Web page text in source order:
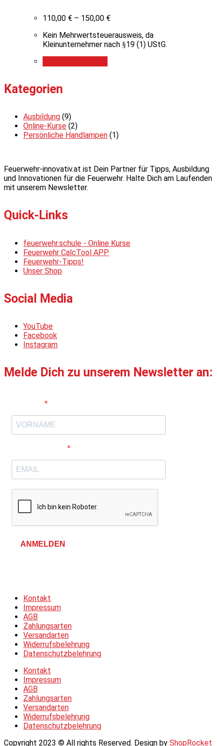
110,00 € – 150,00 €
Kein Mehrwertsteuerausweis, da
Kleinunternehmer nach §19 (1) UStG.
Kategorien
Ausbildung (9)
Online-Kurse (2)
Persönliche Handlampen (1)
Feuerwehr-innovativ.at ist Dein Partner für Tipps, Ausbildung
und Innovationen für die Feuerwehr. Halte Dich am Laufenden
mit unserem Newsletter.
Quick-Links
feuerwehr.schule - Online Kurse
Feuerwehr CalcTool APP
Feuerwehr-Tipps!
Unser Shop
Social Media
YouTube
Facebook
Instagram
Melde Dich zu unserem Newsletter an:
ANMELDEN
Kontakt
Impressum
AGB
Zahlungsarten
Versandarten
Widerrufsbelehrung
Datenschutzbelehrung
Kontakt
Impressum
AGB
Zahlungsarten
Versandarten
Widerrufsbelehrung
Datenschutzbelehrung
Copyright 2023 © All rights Reserved. Design by ShopRocket